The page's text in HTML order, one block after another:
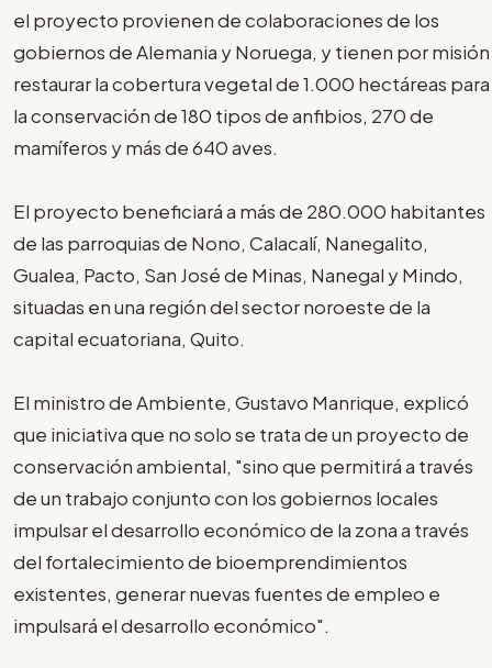
el proyecto provienen de colaboraciones de los
gobiernos de Alemania y Noruega, y tienen por misión
restaurar la cobertura vegetal de 1.000 hectáreas para
la conservación de 180 tipos de anfibios, 270 de
mamíferos y más de 640 aves.
El proyecto beneficiará a más de 280.000 habitantes
de las parroquias de Nono, Calacalí, Nanegalito,
Gualea, Pacto, San José de Minas, Nanegal y Mindo,
situadas en una región del sector noroeste de la
capital ecuatoriana, Quito.
El ministro de Ambiente, Gustavo Manrique, explicó
que iniciativa que no solo se trata de un proyecto de
conservación ambiental, "sino que permitirá a través
de un trabajo conjunto con los gobiernos locales
impulsar el desarrollo económico de la zona a través
del fortalecimiento de bioemprendimientos
existentes, generar nuevas fuentes de empleo e
impulsará el desarrollo económico".